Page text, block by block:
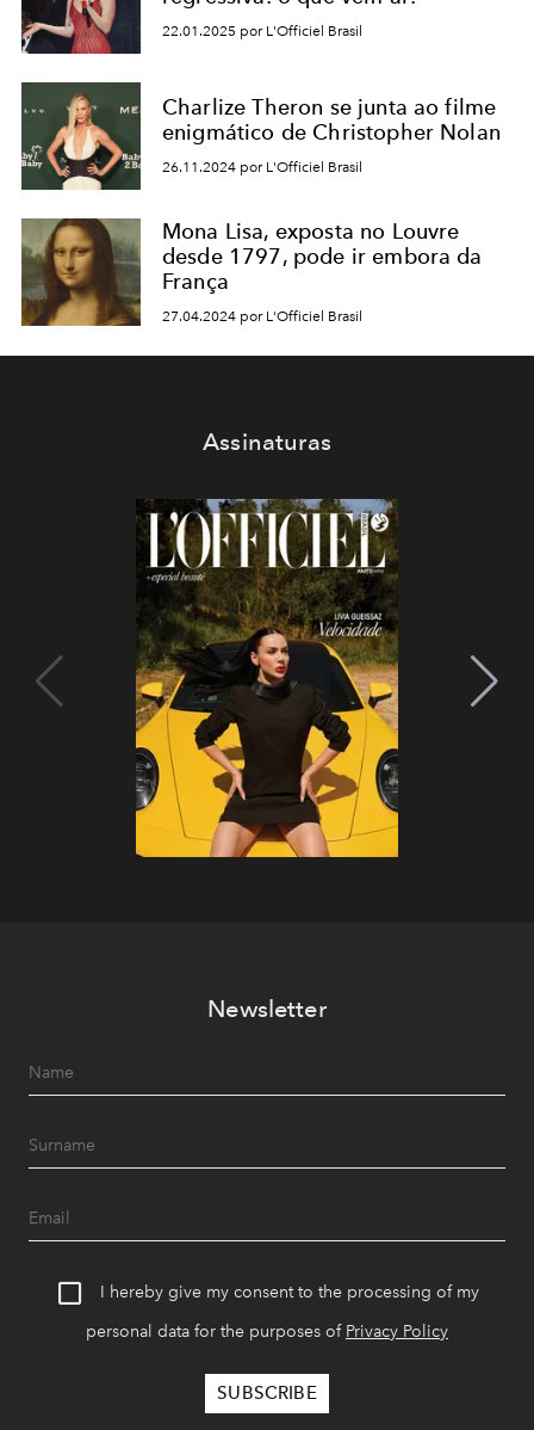
22.01.2025 por L'Officiel Brasil
Charlize Theron se junta ao filme
enigmático de Christopher Nolan
26.11.2024 por L'Officiel Brasil
Mona Lisa, exposta no Louvre
desde 1797, pode ir embora da
França
27.04.2024 por L'Officiel Brasil
Assinaturas
Newsletter
I hereby give my consent to the processing of my
personal data for the purposes of Privacy Policy